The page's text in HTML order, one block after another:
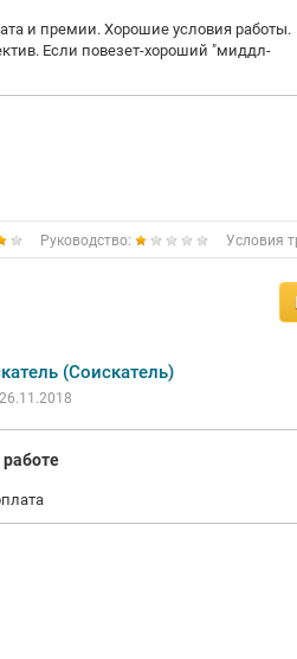
и премии. Хорошие условия работы.
Если повезет-хороший "миддл-
Руководство: Условия
(Соискатель)